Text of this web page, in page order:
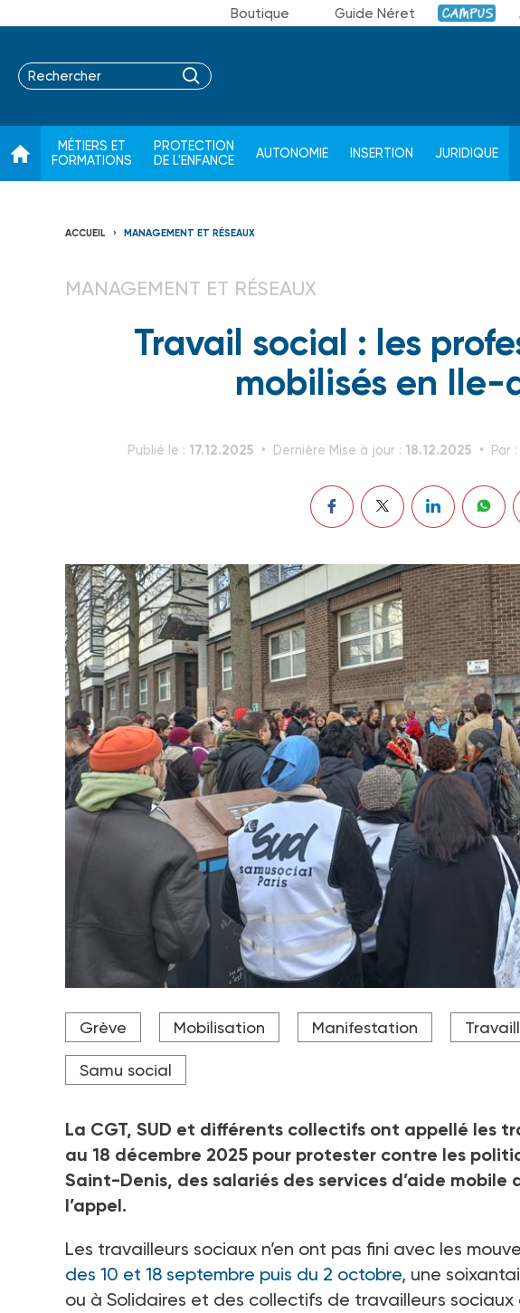
Boutique Guide Néret Campus
MÉTIERS ET
FORMATIONS
PROTECTION
DE L'ENFANCE
AUTONOMIE INSERTION JURIDIQUE
ACCUEIL MANAGEMENT ET RÉSEAUX
MANAGEMENT ET RÉSEAUX
Travail social : les
mobilisés en
Publié le : 17.12.2025 Dernière Mise à jour : 18.12.2025 Par :
A Montreuil, mardi 16 décembre, derrière les banderoles « 115 sans
petite centaine de personnes, salariés de différentes structures,
Crédit photo DR
Grève Mobilisation Manifestation
Samu social
La CGT, SUD et différents collectifs ont appellé les
au 18 décembre 2025 pour protester contre les
Saint-Denis, des salariés des services d’aide mobile
l’appel.
Les travailleurs sociaux n’en ont pas fini avec les
des 10 et 18 septembre puis du 2 octobre, une
ou à Solidaires et des collectifs de travailleurs